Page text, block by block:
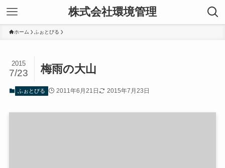
株式会社環境管理
ホーム ふぉとびる
梅雨の大山
2015
7/23
ふぉとびる 2011年6月21日 2015年7月23日